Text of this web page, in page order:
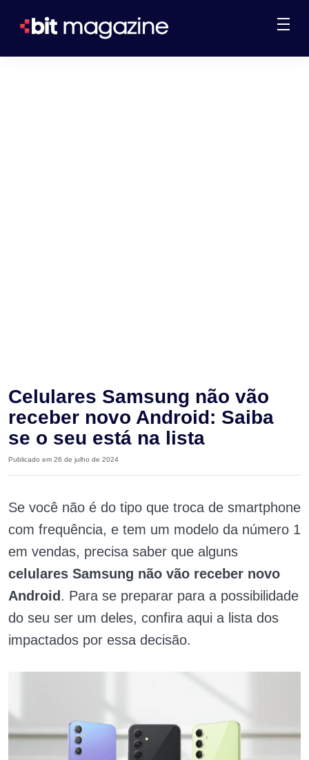
Celulares Samsung não vão
receber novo Android: Saiba
se o seu está na lista
Publicado em 26 de julho de 2024
Se você não é do tipo que troca de smartphone
com frequência, e tem um modelo da número 1
em vendas, precisa saber que alguns
celulares Samsung não vão receber novo
Android . Para se preparar para a possibilidade
do seu ser um deles, confira aqui a lista dos
impactados por essa decisão.